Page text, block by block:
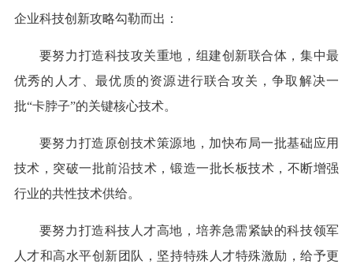
企业科技创新攻略勾勒而出：
要努力打造科技攻关重地，组建创新联合体，集中最
优秀的人才、最优质的资源进行联合攻关，争取解决一
批“卡脖子”的关键核心技术。
要努力打造原创技术策源地，加快布局一批基础应用
技术，突破一批前沿技术，锻造一批长板技术，不断增强
行业的共性技术供给。
要努力打造科技人才高地，培养急需紧缺的科技领军
人才和高水平创新团队，坚持特殊人才特殊激励，给予更